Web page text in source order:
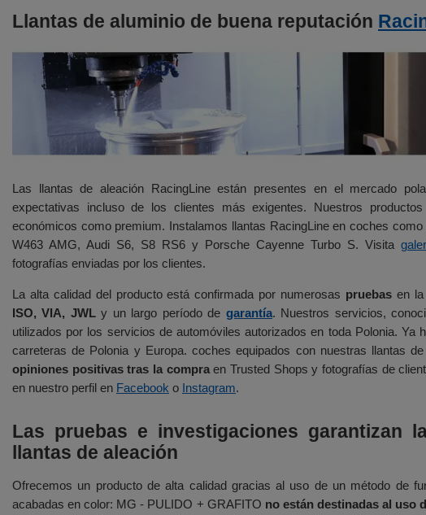
Llantas de aluminio de buena reputación
Las llantas de aleación RacingLine están presentes en el mercado
expectativas incluso de los clientes más exigentes. Nuestros
económicos como premium. Instalamos llantas RacingLine en coches
W463 AMG, Audi S6, S8 RS6 y Porsche Cayenne Turbo S. Visita
fotografías enviadas por los clientes.
La alta calidad del producto está confirmada por numerosas pruebas en la
ISO, VIA, JWL y un largo período de garantía. Nuestros servicios,
utilizados por los servicios de automóviles autorizados en toda Polonia. Ya
carreteras de Polonia y Europa. coches equipados con nuestras llantas
opiniones positivas tras la compraen Trusted Shops y fotografías de
en nuestro perfil en Facebook o Instagram.
Las pruebas e investigaciones garantizan
llantas de aleación
Ofrecemos un producto de alta calidad gracias al uso de un método de
acabadas en color: MG - PULIDO + GRAFITO no están destinadas al uso